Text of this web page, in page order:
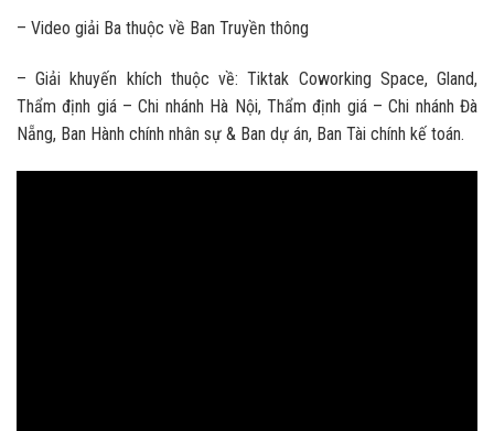
– Video giải Ba thuộc về Ban Truyền thông
– Giải khuyến khích thuộc về: Tiktak Coworking Space, Gland,
Thẩm định giá – Chi nhánh Hà Nội, Thẩm định giá – Chi nhánh Đà
Nẵng, Ban Hành chính nhân sự & Ban dự án, Ban Tài chính kế toán.